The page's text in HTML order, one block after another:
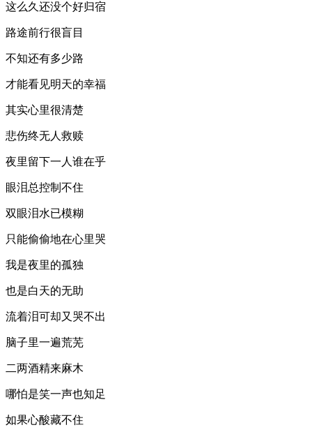
这么久还没个好归宿
路途前行很盲目
不知还有多少路
才能看见明天的幸福
其实心里很清楚
悲伤终无人救赎
夜里留下一人谁在乎
眼泪总控制不住
双眼泪水已模糊
只能偷偷地在心里哭
我是夜里的孤独
也是白天的无助
流着泪可却又哭不出
脑子里一遍荒芜
二两酒精来麻木
哪怕是笑一声也知足
如果心酸藏不住